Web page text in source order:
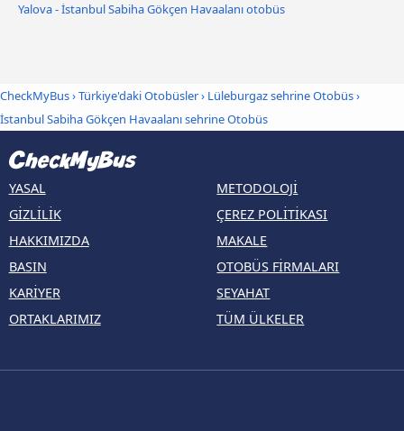
Yalova - İstanbul Sabiha Gökçen Havaalanı otobüs
CheckMyBus›Türkiye'daki Otobüsler› Lüleburgaz sehrine Otobüs›
İstanbul Sabiha Gökçen Havaalanı sehrine Otobüs
YASAL
GIZLILIK
HAKKIMIZDA
BASIN
KARIYER
ORTAKLARIMIZ
METODOLOJI
ÇEREZ POLITIKASI
MAKALE
OTOBÜS FIRMALARI
SEYAHAT
TÜM ÜLKELER